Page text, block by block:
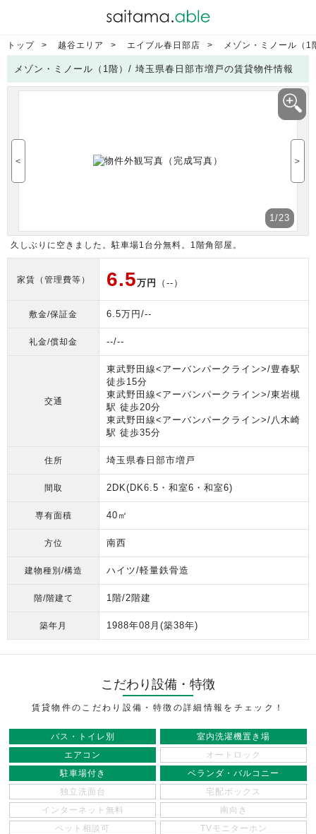
トップ 越谷エリア エイブル春日部店 メゾン・ミノール（1
メゾン・ミノール（1階）/ 埼玉県春日部市増戸の賃貸物件情報
1/23
＜ ＞
久しぶりに空きました。駐車場1台分無料。1階角部屋。
家賃（管理費等） 6.5万円 （--）
敷金/保証金 6.5万円/--
礼金/償却金 --/--
交通
東武野田線<アーバンパークライン>/豊春駅
徒歩15分
東武野田線<アーバンパークライン>/東岩槻
駅 徒歩20分
東武野田線<アーバンパークライン>/八木崎
駅 徒歩35分
住所 埼玉県春日部市増戸
間取 2DK(DK6.5・和室6・和室6)
専有面積 40㎡
方位 南西
建物種別/構造 ハイツ/軽量鉄骨造
階/階建て 1階/2階建
築年月 1988年08月 (築38年)
こだわり設備・特徴
賃貸物件のこだわり設備・特徴の詳細情報をチェック！
バス・トイレ別
室内洗濯機置き場
エアコン
オートロック
駐車場付き
ベランダ・バルコニー
独立洗面台
宅配ボックス
インターネット無料
南向き
ペット相談可
TVモニターホン